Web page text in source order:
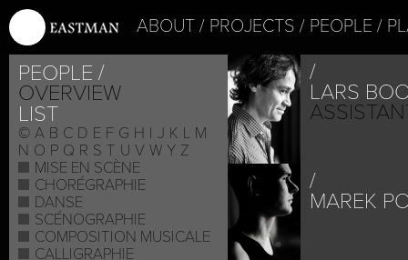
ABOUT PROJECTS PEOPLE
PEOPLE
OVERVIEW
LIST
© A B C D E F G H I J K L M
N O P Q R S T U V W Y Z
MISE EN SCÈNE
CHORÉGRAPHIE
DANSE
SCÉNOGRAPHIE
COMPOSITION MUSICALE
CALLIGRAPHIE
LARS
MAREK